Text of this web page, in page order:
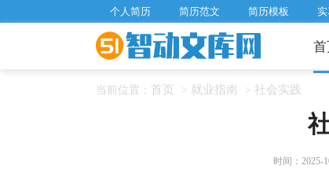
个人简历 简历范文 简历模板
当前位置： 首页 > 就业指南 > 社会实践
时间：2025-